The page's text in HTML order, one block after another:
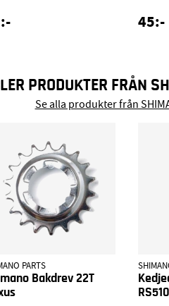
45:-
PRODUKTER FRÅN
Se alla produkter från
PARTS
Bakdrev 22T
RS510